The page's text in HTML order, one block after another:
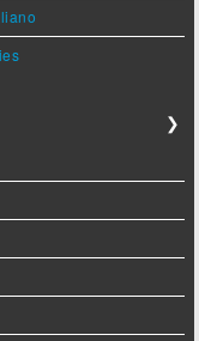
❯